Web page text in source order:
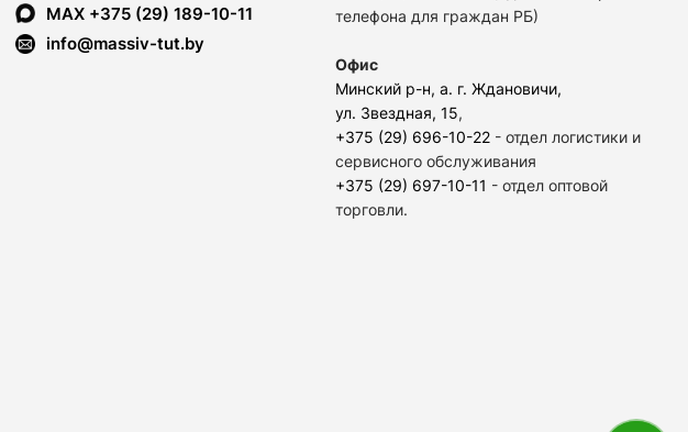
MAX +375 (29) 189-10-11
info@massiv-tut.by
телефона для граждан РБ)
Офис
Минский р-н, а. г. Ждановичи,
ул. Звездная, 15,
+375 (29) 696-10-22 - отдел логистики и
сервисного обслуживания
+375 (29) 697-10-11 - отдел оптовой
торговли.